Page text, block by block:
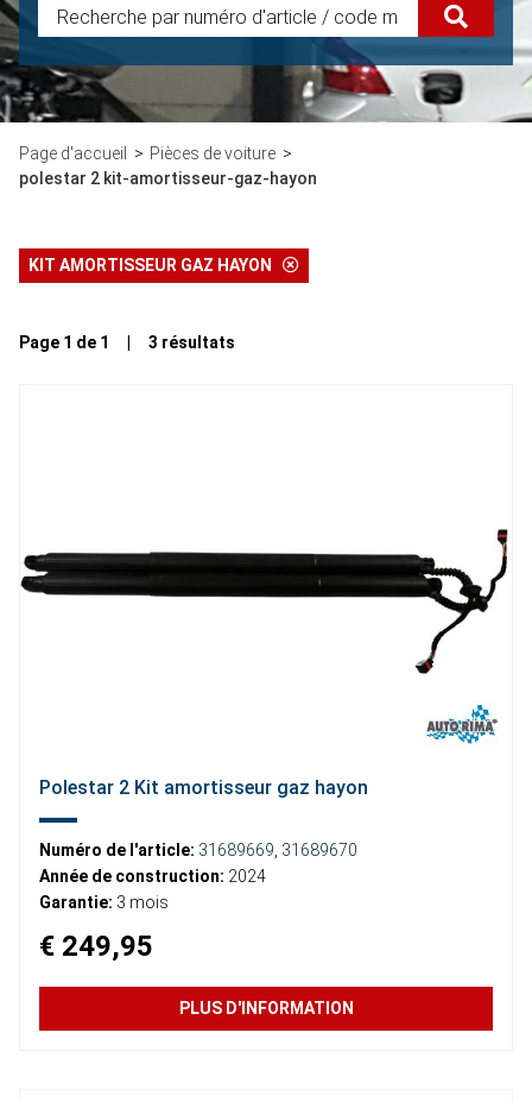
Page d'accueil
Pièces de voiture
polestar 2 kit-amortisseur-gaz-hayon
KIT AMORTISSEUR GAZ HAYON
Page 1 de 1 | 3 résultats
Polestar 2 Kit amortisseur gaz hayon
Numéro de l'article: 31689669 31689670
Année de construction: 2024
Garantie: 3 mois
€ 249,95
PLUS D'INFORMATION